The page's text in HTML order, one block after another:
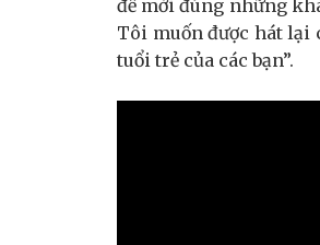
để mời đúng những
Tôi muốn được hát lại
tuổi trẻ của các bạn”.